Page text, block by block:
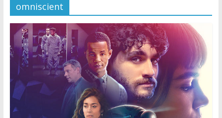
omniscient